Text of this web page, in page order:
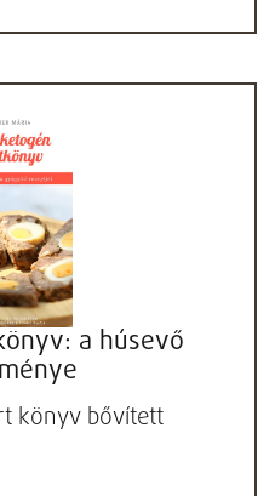
a húsevő
könyv bővített